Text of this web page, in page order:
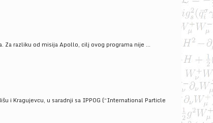
Za razliku od misija Apollo, cilj ovog programa nije ...
i Kragujevcu, u saradnji sa IPPOG (“International Particle